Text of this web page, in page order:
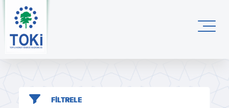
FİLTRELE